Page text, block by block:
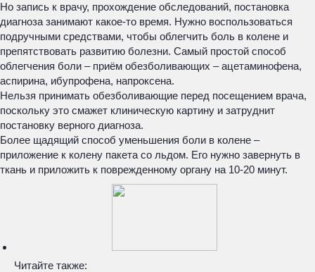
Но запись к врачу, прохождение обследований, постановка
диагноза занимают какое-то время. Нужно воспользоваться
подручными средствами, чтобы облегчить боль в колене и
препятствовать развитию болезни. Самый простой способ
облегчения боли – приём обезболивающих – ацетаминофена,
аспирина, ибупрофена, напроксена.
Нельзя принимать обезболивающие перед посещением врача,
поскольку это смажет клиническую картину и затруднит
постановку верного диагноза.
Более щадящий способ уменьшения боли в колене –
приложение к колену пакета со льдом. Его нужно завернуть в
ткань и приложить к поврежденному органу на 10-20 минут.
Читайте также: